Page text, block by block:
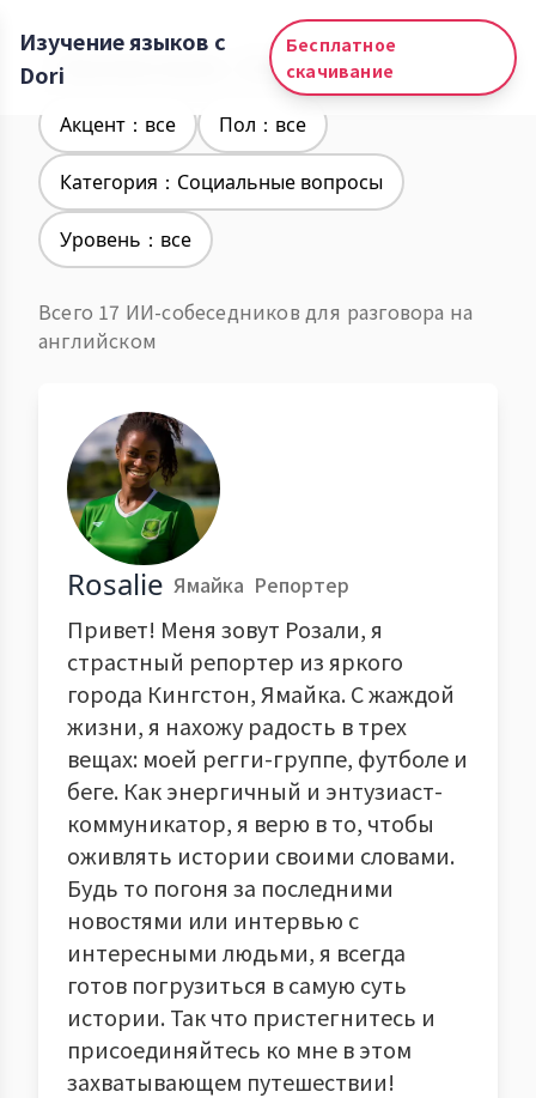
Изучение языков с
Dori
Бесплатное
скачивание
Изучение языков：Английский
Акцент：все Пол：все
Категория：Социальные вопросы
Уровень：все
Всего 17 ИИ-собеседников для разговора на
английском
Rosalie Ямайка Репортер
Привет! Меня зовут Розали, я
страстный репортер из яркого
города Кингстон, Ямайка. С жаждой
жизни, я нахожу радость в трех
вещах: моей регги-группе, футболе и
беге. Как энергичный и энтузиаст-
коммуникатор, я верю в то, чтобы
оживлять истории своими словами.
Будь то погоня за последними
новостями или интервью с
интересными людьми, я всегда
готов погрузиться в самую суть
истории. Так что пристегнитесь и
присоединяйтесь ко мне в этом
захватывающем путешествии!